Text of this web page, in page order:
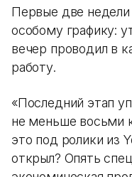
Первые две
особому графику:
вечер проводил в
работу.
«Последний этап
не меньше восьми
это под ролики из
открыл? Опять